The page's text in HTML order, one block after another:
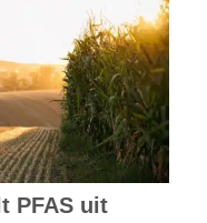
PFAS uit